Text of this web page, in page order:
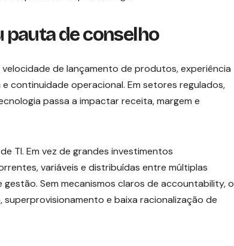
de conselho
de lançamento de produtos, experiência
continuidade operacional. Em setores regulados,
passa a impactar receita, margem e
TI. Em vez de grandes investimentos
variáveis e distribuídas entre múltiplas
Sem mecanismos claros de accountability, o
e baixa racionalização de